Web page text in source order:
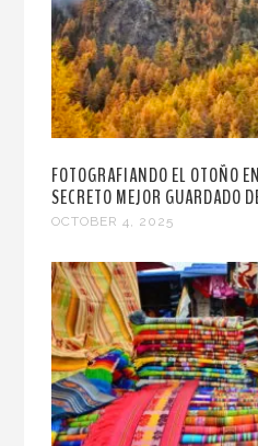
FOTOGRAFIANDO EL OTOÑO
SECRETO MEJOR GUARDADO
OCTOBER 4, 2025